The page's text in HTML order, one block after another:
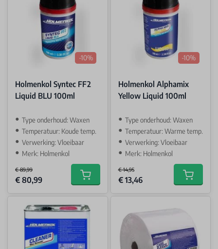
-10%
Holmenkol Syntec FF2
Liquid BLU 100ml
Type onderhoud: Waxen
Temperatuur: Koude temp.
Verwerking: Vloeibaar
Merk: Holmenkol
€ 89,99
Special Price
€ 80,99 Add to cart
-10%
Holmenkol Alphamix
Yellow Liquid 100ml
Type onderhoud: Waxen
Temperatuur: Warme temp.
Verwerking: Vloeibaar
Merk: Holmenkol
€ 14,95
Special Price
€ 13,46 Add to